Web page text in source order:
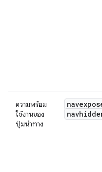
ความพร้อม
ใช้งานของ
ปุ่มนำทาง